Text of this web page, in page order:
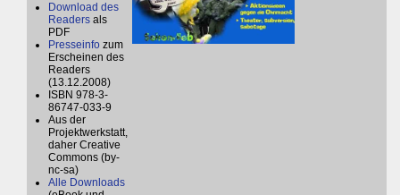
Download des
Readers als
PDF
Presseinfo zum
Erscheinen des
Readers
(13.12.2008)
ISBN 978-3-
86747-033-9
Aus der
Projektwerkstatt,
daher Creative
Commons (by-
nc-sa)
Alle Downloads